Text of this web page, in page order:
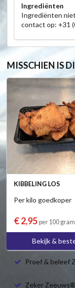
Ingrediënten
Ingrediënten
contact op: +31
MISSCHIEN IS
KIBBELING LOS
Per kilo goedkoper
€ 2,95 per 100 gram
Bekijk &
Proef & beleef
Zeker